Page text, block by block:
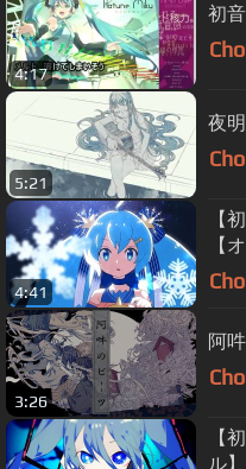
4:17
初
5:21
夜
4:41
【
【
3:26
阿
【
ル】